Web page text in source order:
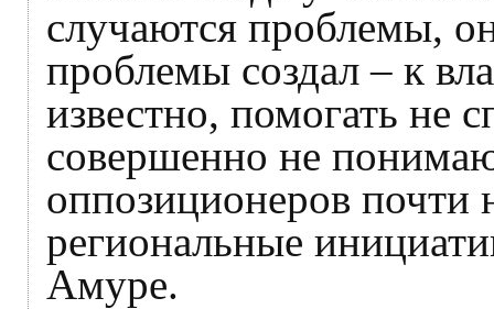
случаются проблемы,
проблемы создал – к
известно, помогать не
совершенно не
оппозиционеров почти
региональные
Амуре.